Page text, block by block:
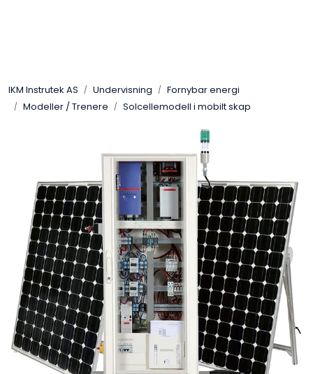
IKM Instrutek AS Undervisning
Fornybar energi
Modeller / Trenere
Solcellemodell i mobilt skap
Elektro
Frekvensomformere
Miljø og sikkerhet
Kalibratorer
Termografi
Undervisning